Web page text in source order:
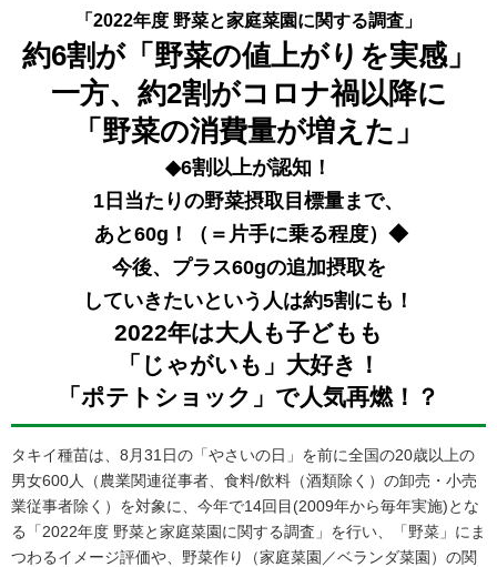
「2022年度 野菜と家庭菜園に関する調査」
約6割が「野菜の値上がりを実感」
一方、約2割がコロナ禍以降に
「野菜の消費量が増えた」
◆6割以上が認知！
1日当たりの野菜摂取目標量まで、
あと60g！（＝片手に乗る程度）◆
今後、プラス60gの追加摂取を
していきたいという人は約5割にも！
2022年は大人も子どもも
「じゃがいも」大好き！
「ポテトショック」で人気再燃！？
タキイ種苗は、8月31日の「やさいの日」を前に全国の20歳以上の
男女600人（農業関連従事者、食料/飲料（酒類除く）の卸売・小売
業従事者除く）を対象に、今年で14回目(2009年から毎年実施)とな
る「2022年度 野菜と家庭菜園に関する調査」を行い、「野菜」にま
つわるイメージ評価や、野菜作り（家庭菜園／ベランダ菜園）の関